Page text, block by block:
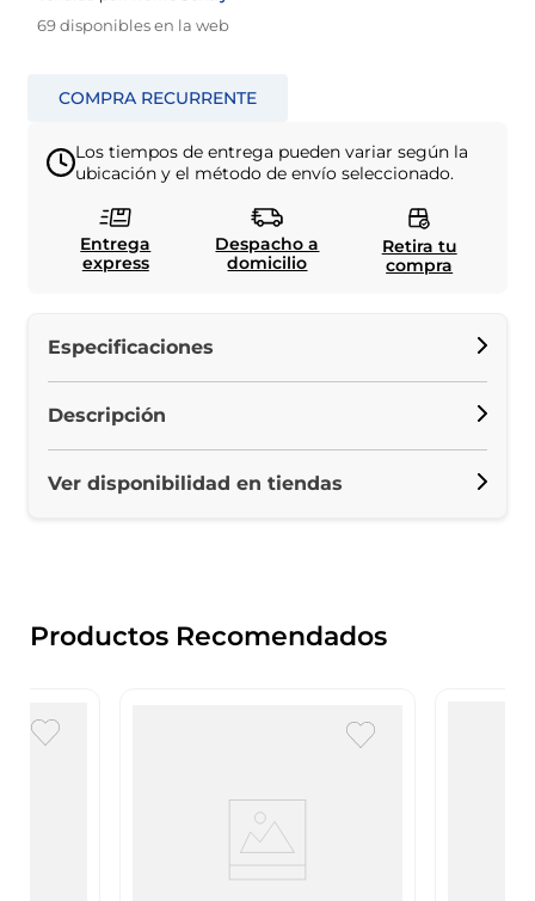
69disponibles en la web
Los tiempos de entrega pueden variar según la
ubicación y el método de envío seleccionado.
Entrega
express
Despacho a
domicilio
Retira tu
compra
Especificaciones
Descripción
Ver disponibilidad en tiendas
Productos Recomendados